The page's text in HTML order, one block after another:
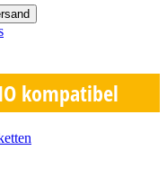
kompatibel